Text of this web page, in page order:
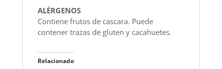
ALÉRGENOS
Contiene frutos de cascara. Puede
contener trazas de gluten y cacahuetes.
Relacionado